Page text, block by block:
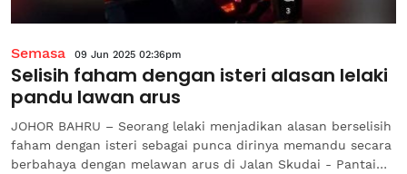
Semasa 09 Jun 2025 02:36pm
Selisih faham dengan isteri alasan lelaki
pandu lawan arus
JOHOR BAHRU – Seorang lelaki menjadikan alasan berselisih
faham dengan isteri sebagai punca dirinya memandu secara
berbahaya dengan melawan arus di Jalan Skudai - Pantai